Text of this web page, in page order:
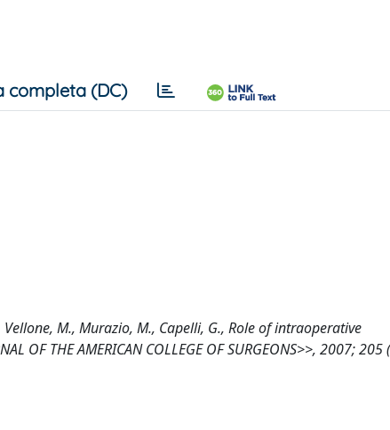
completa (DC)
M., Murazio, M., Capelli, G., Role of intraoperative
OF THE AMERICAN COLLEGE OF SURGEONS>>, 2007; 205